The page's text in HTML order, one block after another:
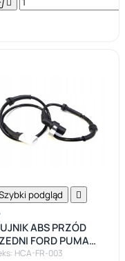

podgląd 
ABS PRZÓD
FORD PUMA
MK4 IV
HCA-FR-003